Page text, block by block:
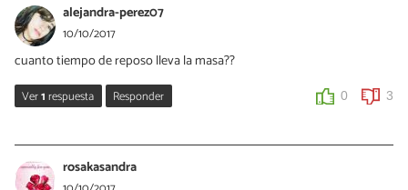
alejandra-perez07
10/10/2017
cuanto tiempo de reposo lleva la masa??
Ver1respuesta Responder 0 3
10/10/2017
antes de cortarla 1 hora mas o menos
rosakasandra